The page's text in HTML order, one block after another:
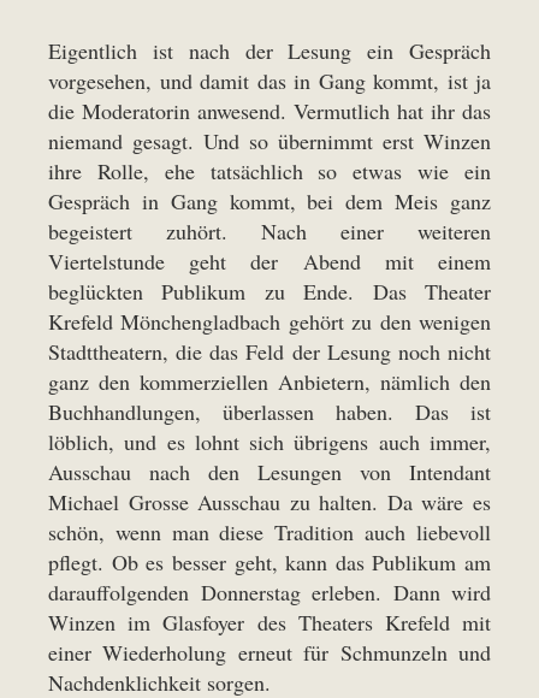
Eigentlich ist nach der Lesung ein Gespräch
vorgesehen, und damit das in Gang kommt, ist ja
die Moderatorin anwesend. Vermutlich hat ihr das
niemand gesagt. Und so übernimmt erst Winzen
ihre Rolle, ehe tatsächlich so etwas wie ein
Gespräch in Gang kommt, bei dem Meis ganz
begeistert zuhört. Nach einer weiteren
Viertelstunde geht der Abend mit einem
beglückten Publikum zu Ende. Das Theater
Krefeld Mönchengladbach gehört zu den wenigen
Stadttheatern, die das Feld der Lesung noch nicht
ganz den kommerziellen Anbietern, nämlich den
Buchhandlungen, überlassen haben. Das ist
löblich, und es lohnt sich übrigens auch immer,
Ausschau nach den Lesungen von Intendant
Michael Grosse Ausschau zu halten. Da wäre es
schön, wenn man diese Tradition auch liebevoll
pflegt. Ob es besser geht, kann das Publikum am
darauffolgenden Donnerstag erleben. Dann wird
Winzen im Glasfoyer des Theaters Krefeld mit
einer Wiederholung erneut für Schmunzeln und
Nachdenklichkeit sorgen.